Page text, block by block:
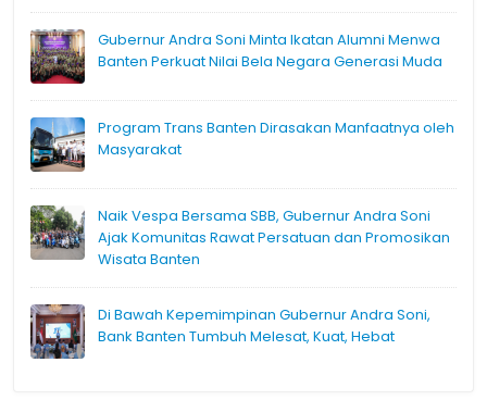
Gubernur Andra Soni Minta Ikatan Alumni Menwa
Banten Perkuat Nilai Bela Negara Generasi Muda
Program Trans Banten Dirasakan Manfaatnya oleh
Masyarakat
Naik Vespa Bersama SBB, Gubernur Andra Soni
Ajak Komunitas Rawat Persatuan dan Promosikan
Wisata Banten
Di Bawah Kepemimpinan Gubernur Andra Soni,
Bank Banten Tumbuh Melesat, Kuat, Hebat